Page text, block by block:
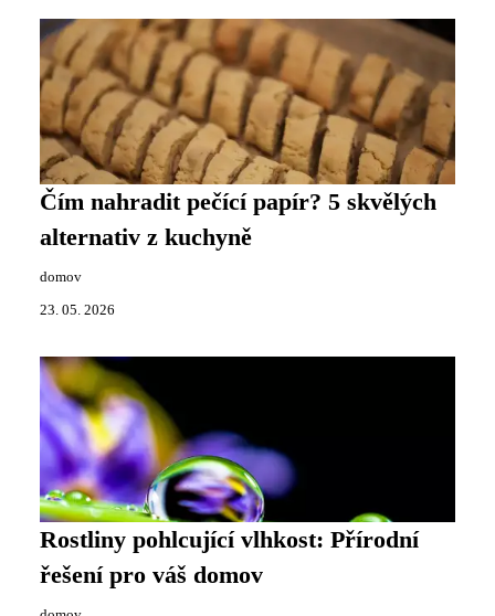
Čím nahradit pečící papír? 5 skvělých
alternativ z kuchyně
domov
23. 05. 2026
Rostliny pohlcující vlhkost: Přírodní
řešení pro váš domov